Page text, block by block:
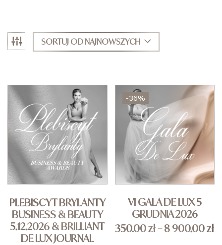
SORTUJ OD NAJNOWSZYCH
PLEBISCYT BRYLANTY
BUSINESS & BEAUTY
5.12.2026 & BRILLIANT
DE LUX JOURNAL
-36%
VI GALA DE LUX 5
GRUDNIA 2026
350.00zł–8 900.00zł